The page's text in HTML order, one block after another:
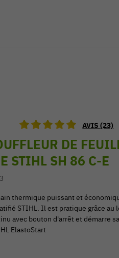
AVIS (23)
DE
STIHL SH 86 C-E
thermique puissant et
STIHL. Il est pratique grâce au
avec bouton d'arrêt et démarre
ElastoStart